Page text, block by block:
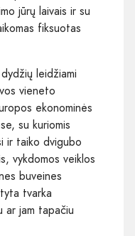
jūrų laivais ir su
fiksuotas
leidžiami
vieneto
ekonominės
su kuriomis
ir taiko dvigubo
vykdomos veiklos
buveines
tvarka
ar jam tapačiu